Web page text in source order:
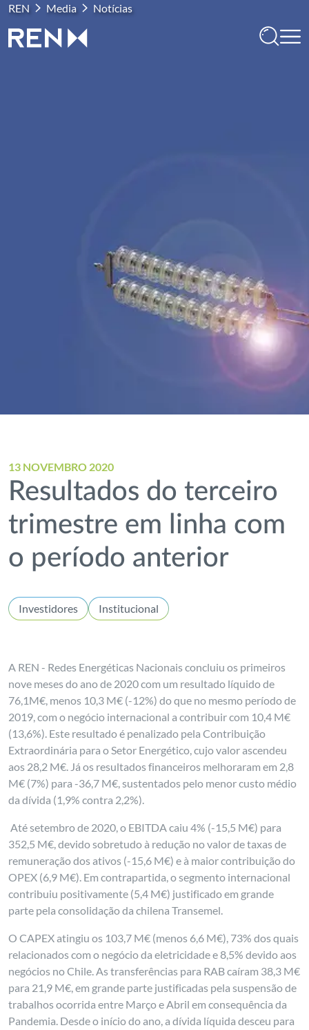
REN Media Notícias
13 NOVEMBRO 2020
Resultados do terceiro
trimestre em linha com
o período anterior
Investidores Institucional
A REN - Redes Energéticas Nacionais concluiu os primeiros
nove meses do ano de 2020 com um resultado líquido de
76,1M€, menos 10,3 M€ (-12%) do que no mesmo período de
2019, com o negócio internacional a contribuir com 10,4 M€
(13,6%). Este resultado é penalizado pela Contribuição
Extraordinária para o Setor Energético, cujo valor ascendeu
aos 28,2 M€. Já os resultados financeiros melhoraram em 2,8
M€ (7%) para -36,7 M€, sustentados pelo menor custo médio
da dívida (1,9% contra 2,2%).
Até setembro de 2020, o EBITDA caiu 4% (-15,5 M€) para
352,5 M€, devido sobretudo à redução no valor de taxas de
remuneração dos ativos (-15,6 M€) e à maior contribuição do
OPEX (6,9 M€). Em contrapartida, o segmento internacional
contribuiu positivamente (5,4 M€) justificado em grande
parte pela consolidação da chilena Transemel.
O CAPEX atingiu os 103,7 M€ (menos 6,6 M€), 73% dos quais
relacionados com o negócio da eletricidade e 8,5% devido aos
negócios no Chile. As transferências para RAB caíram 38,3 M€
para 21,9 M€, em grande parte justificadas pela suspensão de
trabalhos ocorrida entre Março e Abril em consequência da
Pandemia. Desde o início do ano, a dívida líquida desceu para